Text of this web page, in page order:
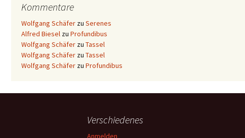
Kommentare
Wolfgang Schäfer zu Serenes
Alfred Biesel zu Profundibus
Wolfgang Schäfer zu Tassel
Wolfgang Schäfer zu Tassel
Wolfgang Schäfer zu Profundibus
Verschiedenes
Anmelden